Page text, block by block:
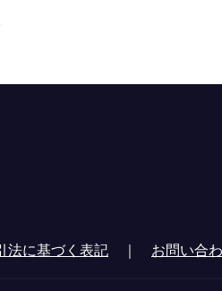
法に基づく表記 ｜ お問い合